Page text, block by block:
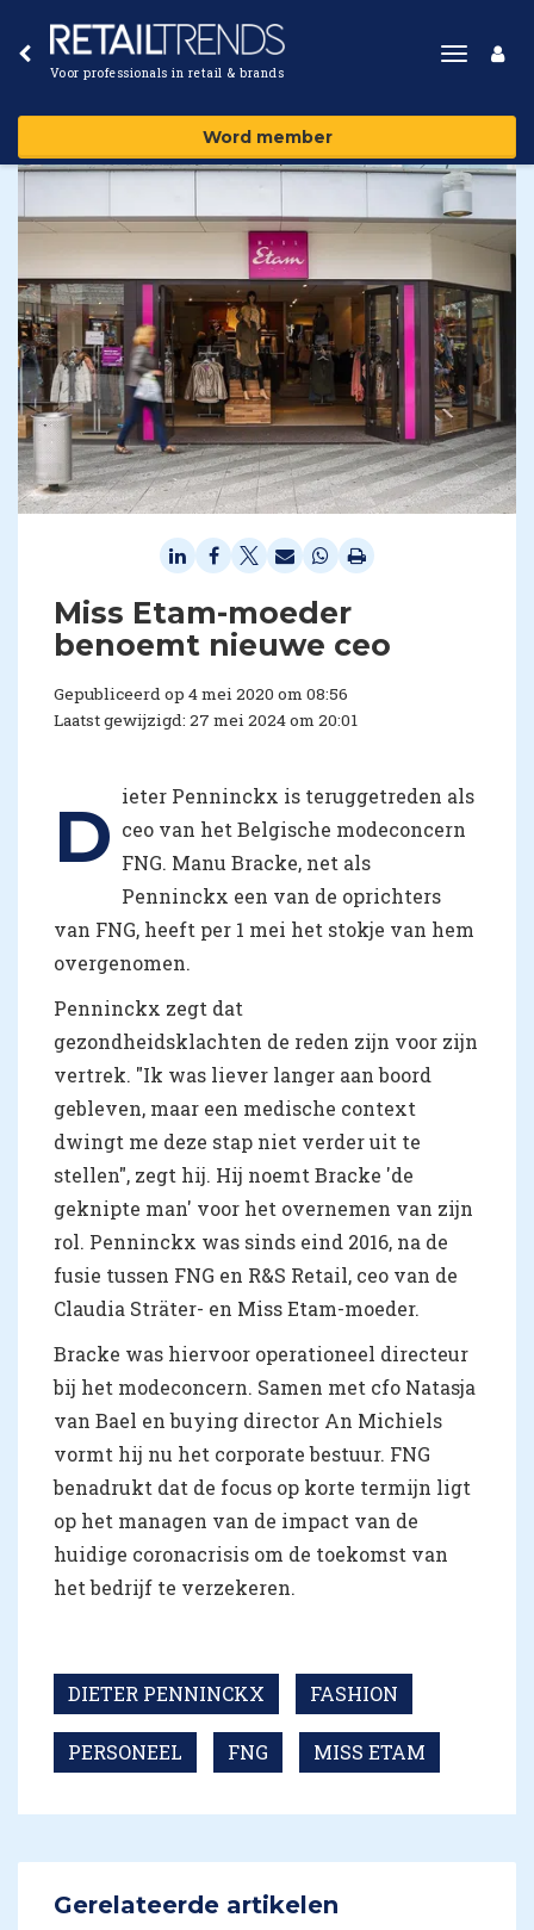
Voor professionals in retail & brands
Toggle
Word member
Miss Etam-moeder
benoemt nieuwe ceo
Gepubliceerd op 4 mei 2020 om 08:56
Laatst gewijzigd: 27 mei 2024 om 20:01
D ieter Penninckx is teruggetreden als
ceo van het Belgische modeconcern
FNG. Manu Bracke, net als
Penninckx een van de oprichters
van FNG, heeft per 1 mei het stokje van hem
overgenomen.
Penninckx zegt dat
gezondheidsklachten de reden zijn voor zijn
vertrek. "Ik was liever langer aan boord
gebleven, maar een medische context
dwingt me deze stap niet verder uit te
stellen", zegt hij. Hij noemt Bracke 'de
geknipte man' voor het overnemen van zijn
rol. Penninckx was sinds eind 2016, na de
fusie tussen FNG en R&S Retail, ceo van de
Claudia Sträter- en Miss Etam-moeder.
Bracke was hiervoor operationeel directeur
bij het modeconcern. Samen met cfo Natasja
van Bael en buying director An Michiels
vormt hij nu het corporate bestuur. FNG
benadrukt dat de focus op korte termijn ligt
op het managen van de impact van de
huidige coronacrisis om de toekomst van
het bedrijf te verzekeren.
DIETER PENNINCKX FASHION
PERSONEEL FNG MISS ETAM
Gerelateerde artikelen